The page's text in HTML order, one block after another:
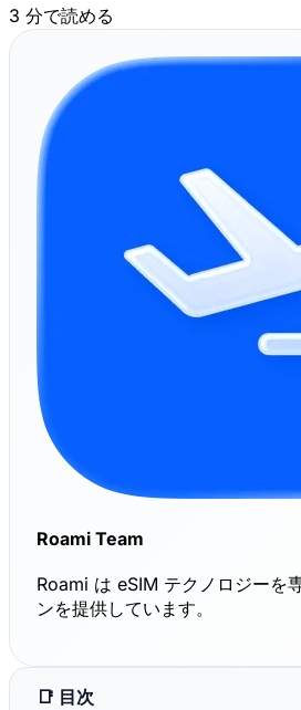
3 分で読める
Roami Team
Roami は eSIM テクノロジーを
ンを提供しています。
📑 目次